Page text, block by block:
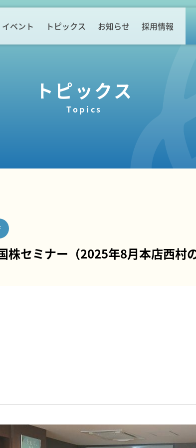
ベント トピックス お知らせ 採用情報
トピックス
Topics
株セミナー（2025年8月本店西村